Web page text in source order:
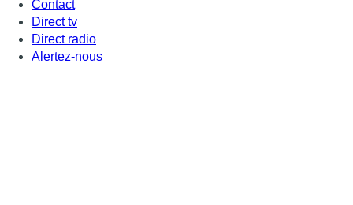
Contact
Direct tv
Direct radio
Alertez-nous